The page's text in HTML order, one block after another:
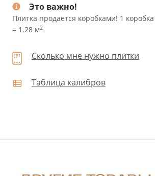
Это важно!
Плитка продается коробками! 1
= 1.28 м2
Сколько мне нужно плитки
Таблица калибров